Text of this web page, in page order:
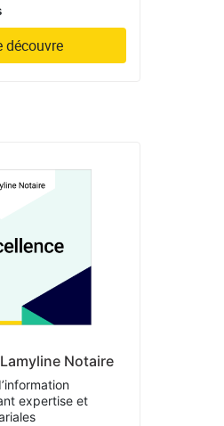
découvre
Notaire
expertise et